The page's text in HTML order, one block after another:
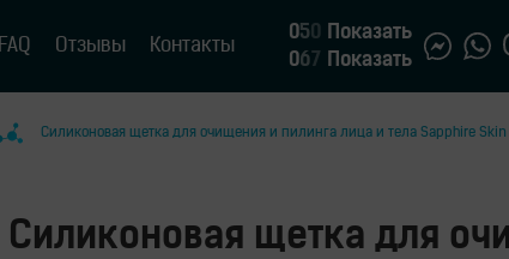
FAQ Отзывы Контакты
050
Показать
067 Показать
Силиконовая щетка для очищения и пилинга лица и тела Sapphire Skin
Силиконовая щетка для